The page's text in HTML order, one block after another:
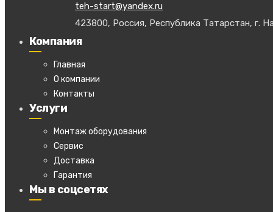
teh-start@yandex.ru
423800, Россия, Республика Татарстан, г.
Компания
Главная
О компании
Контакты
Услуги
Монтаж оборудования
Сервис
Доставка
Гарантия
Мы в соцсетях